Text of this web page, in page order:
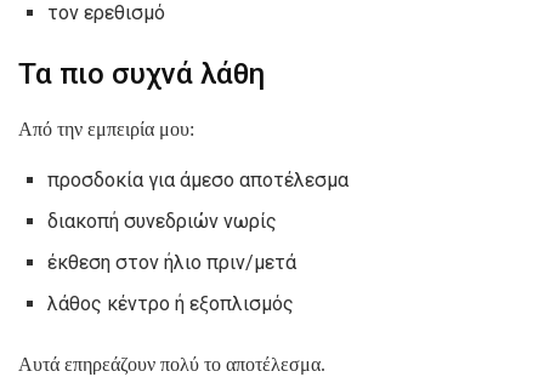
τον ερεθισμό
Τα πιο συχνά λάθη
Από την εμπειρία μου:
προσδοκία για άμεσο αποτέλεσμα
διακοπή συνεδριών νωρίς
έκθεση στον ήλιο πριν/μετά
λάθος κέντρο ή εξοπλισμός
Αυτά επηρεάζουν πολύ το αποτέλεσμα.